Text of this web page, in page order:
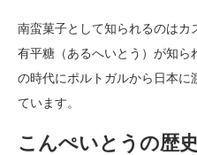
南蛮菓子として知られるのはカ
有平糖（あるへいとう）が知ら
の時代にポルトガルから日本に
ています。
こんぺいとうの歴史